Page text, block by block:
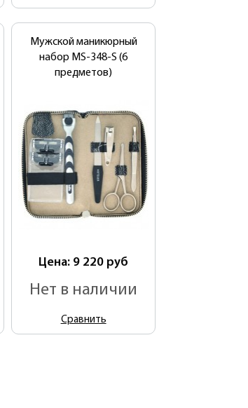
Мужской маникюрный
набор MS-348-S (6
предметов)
Цена: 9 220 руб
Нет в наличии
Сравнить